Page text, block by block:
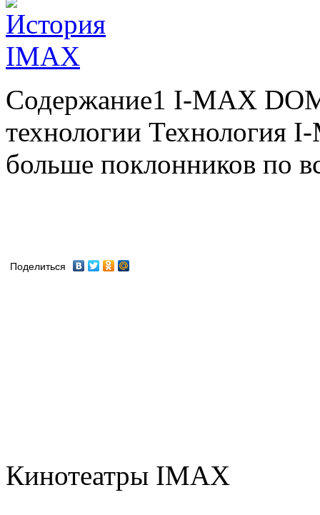
Содержание1 I-MAX
технологии Технология
больше поклонников по
Поделиться
Кинотеатры IMAX